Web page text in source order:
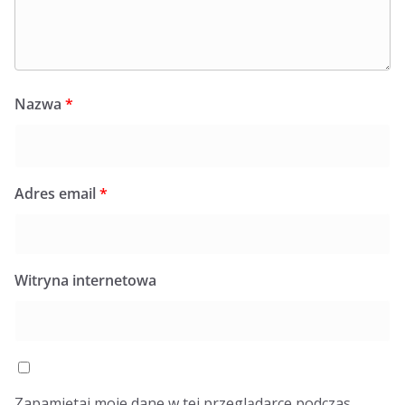
Nazwa *
Adres email*
Witryna internetowa